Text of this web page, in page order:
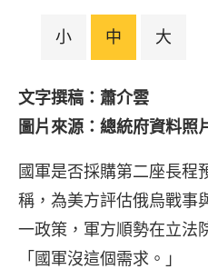
小 中 大
文字撰稿：蕭介雲
圖片來源：總統府資料照
國軍是否採購第二座長程
稱，為美方評估俄烏戰事
一政策，軍方順勢在立法
「國軍沒這個需求。」